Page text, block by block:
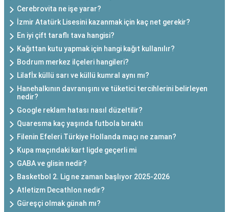
Cerebrovita ne işe yarar?
İzmir Atatürk Lisesini kazanmak için kaç net gerekir?
En iyi çift taraflı tava hangisi?
Kağıttan kutu yapmak için hangi kağıt kullanılır?
Bodrum merkez ilçeleri hangileri?
Lilafİx küllü sarı ve küllü kumral aynı mı?
Hanehalkının davranışını ve tüketici tercihlerini belirleyen
nedir?
Google reklam hatası nasıl düzeltilir?
Quaresma kaç yaşında futbola bıraktı
Filenin Efeleri Türkiye Hollanda maçı ne zaman?
Kupa maçındaki kart ligde geçerli mi
GABA ve glisin nedir?
Basketbol 2. Lig ne zaman başlıyor 2025-2026
Atletizm Decathlon nedir?
Güreşçi olmak günah mı?